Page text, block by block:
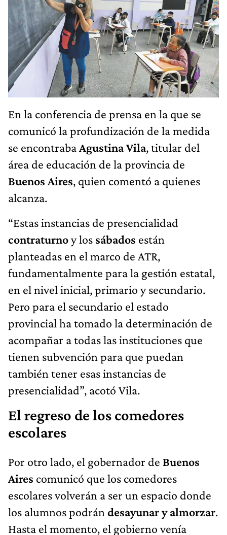
En la conferencia de prensa en la que se
comunicó la profundización de la medida
se encontrabaAgustina Vila, titular del
área de educación de la provincia de
Buenos Aires, quien comentó a quienes
alcanza.
“Estas instancias de presencialidad
contraturnoy los sábados están
planteadas en el marco de ATR,
fundamentalmente para la gestión estatal,
en el nivel inicial, primario y secundario.
Pero para el secundario el estado
provincial ha tomado la determinación de
acompañar a todas las instituciones que
tienen subvención para que puedan
también tener esas instancias de
presencialidad”, acotó Vila.
El regreso de los comedores
escolares
Por otro lado, el gobernador de Buenos
Aires comunicó que los comedores
escolares volverán a ser un espacio donde
los alumnos podrán desayunar y almorzar.
Hasta el momento, el gobierno venía